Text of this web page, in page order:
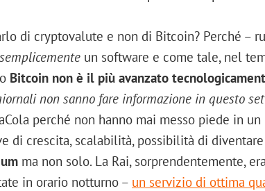
di cryptovalute e non di Bitcoin? Perché –
semplicemente un software e come tale, nel
Bitcoin non è il più avanzato
non sanno fare informazione in questo
perché non hanno mai messo piede in
di crescita, scalabilità, possibilità di
ma non solo. La Rai, sorprendentemente,
in orario notturno – un servizio di ottima